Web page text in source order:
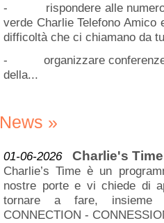
- rispondere alle numerose
verde Charlie Telefono
difficoltà che ci chiamano da
- organizzare conferenze
della...
News »
01-06-2026 Charlie's
Charlie’s Time è un
nostre porte e vi chiede di
tornare a fare, insieme
CONNECTION -